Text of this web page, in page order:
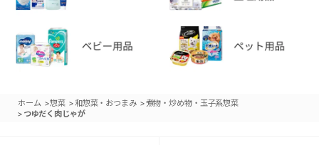
ホーム >惣菜 >和惣菜・おつまみ >煮物・炒め物・玉子系惣菜
> つゆだく肉じゃが